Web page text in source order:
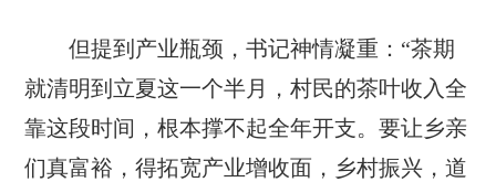
但提到产业瓶颈，书记神情凝重：“茶期
就清明到立夏这一个半月，村民的茶叶收入全
靠这段时间，根本撑不起全年开支。要让乡亲
们真富裕，得拓宽产业增收面，乡村振兴，道